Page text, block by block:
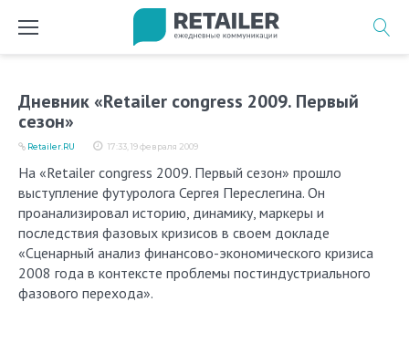
Дневник «Retailer congress 2009. Первый
сезон»
17:33, 19 февраля 2009
Retailer.RU
На «Retailer congress 2009. Первый сезон» прошло
выступление футуролога Сергея Переслегина. Он
проанализировал историю, динамику, маркеры и
последствия фазовых кризисов в своем докладе
«Сценарный анализ финансово-экономического кризиса
2008 года в контексте проблемы постиндустриального
фазового перехода».